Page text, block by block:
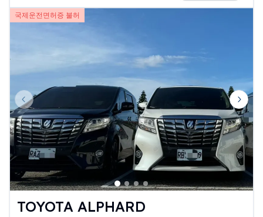
국제운전면허증 불허
Previous slide Next
TOYOTA ALPHARD